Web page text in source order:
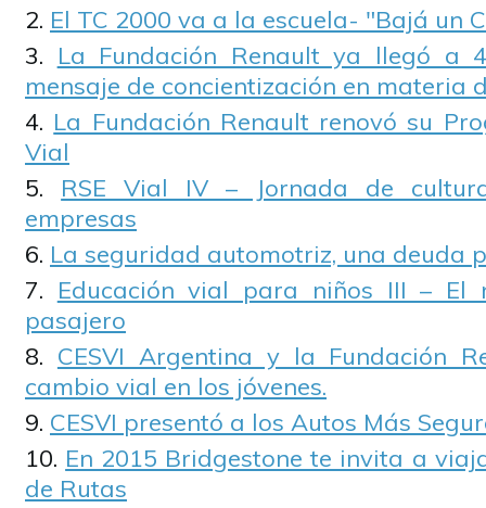
El TC 2000 va a la escuela- "Bajá un
La Fundación Renault ya llegó a
mensaje de concientización en materia
La Fundación Renault renovó su
Vial
RSE Vial IV – Jornada de
empresas
La seguridad automotriz, una deuda
Educación vial para niños III – El
pasajero
CESVI Argentina y la Fundación
cambio vial en los jóvenes.
CESVI presentó a los Autos Más
En 2015 Bridgestone te invita a
de Rutas